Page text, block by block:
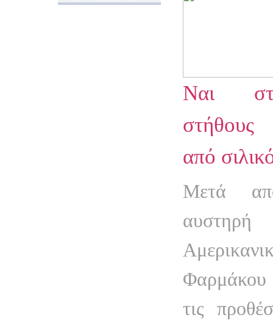
Ναι
στήθους
από
Μετά
αυστηρή
τις